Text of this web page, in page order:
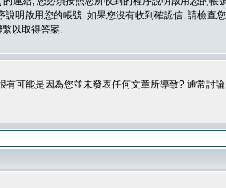
明啟用您的帳號. 如果您沒有收到確認信, 請檢查
以取得答案.
可能是因為您並未發表任何文章所導致? 通常討